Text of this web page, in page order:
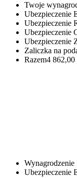
Twoje
Ubezpieczenie
Ubezpieczenie
Ubezpieczenie
Ubezpieczenie
Zaliczka na
Razem4 862,00
Wynagrodzenie
Ubezpieczenie